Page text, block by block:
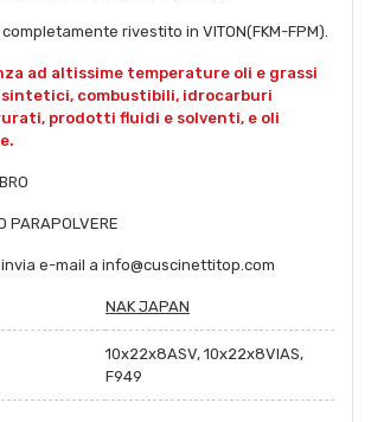
rivestito in VITON(FKM-FPM).
ad altissime temperature oli e grassi
sintetici, combustibili, idrocarburi
prodotti fluidi e solventi, e oli
PARAPOLVERE
e-mail a info@cuscinettitop.com
NAK JAPAN
10x22x8ASV, 10x22x8VIAS,
F949